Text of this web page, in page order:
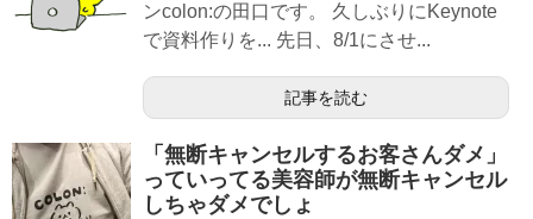
ンcolon:の田口です。 久しぶりにKeynote
で資料作りを... 先日、8/1にさせ...
記事を読む
「無断キャンセルするお客さんダメ」
っていってる美容師が無断キャンセル
しちゃダメでしょ